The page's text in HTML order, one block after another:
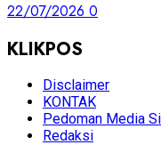
22/07/2026 0
KLIKPOS
Disclaimer
KONTAK
Pedoman Media
Redaksi